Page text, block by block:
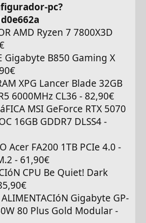
pc?
AMD Ryzen 7 7800X3D
Gigabyte B850 Gaming X
XPG Lancer Blade 32GB
6000MHz CL36 - 82,90€
MSI GeForce RTX 5070
16GB GDDR7 DLSS4 -
Acer FA200 1TB PCIe 4.0 -
- 61,90€
CPU Be Quiet! Dark
Gigabyte GP-
80 Plus Gold Modular -